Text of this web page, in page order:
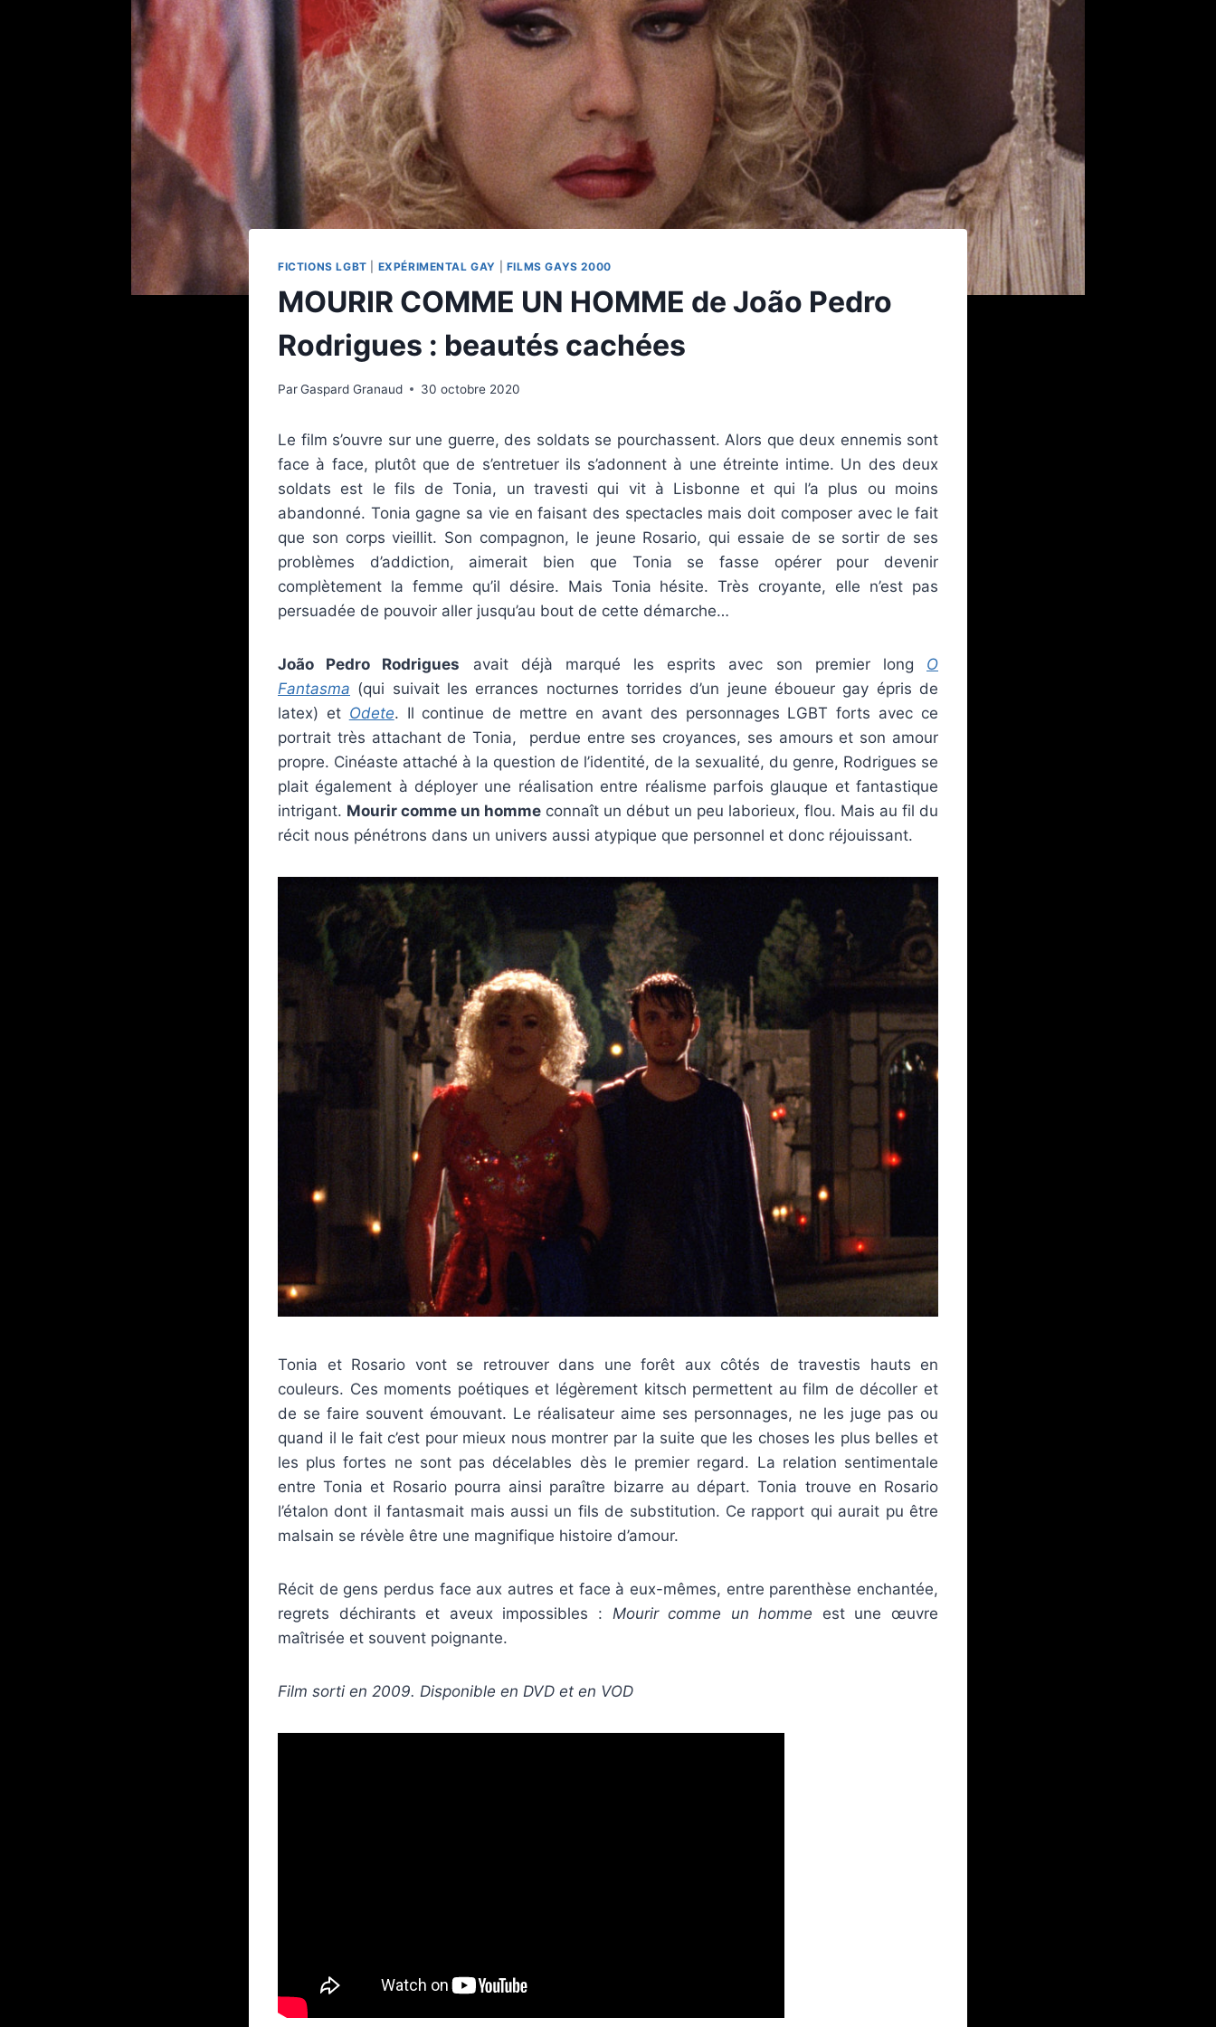
FICTIONS LGBT EXPÉRIMENTAL GAY FILMS GAYS 2000
MOURIR COMME UN HOMME de João Pedro
Rodrigues : beautés cachées
ParGaspard Granaud 30 octobre 2020
Le film s’ouvre sur une guerre, des soldats se pourchassent. Alors que deux ennemis sont
face à face, plutôt que de s’entretuer ils s’adonnent à une étreinte intime. Un des deux
soldats est le fils de Tonia, un travesti qui vit à Lisbonne et qui l’a plus ou moins
abandonné. Tonia gagne sa vie en faisant des spectacles mais doit composer avec le fait
que son corps vieillit. Son compagnon, le jeune Rosario, qui essaie de se sortir de ses
problèmes d’addiction, aimerait bien que Tonia se fasse opérer pour devenir
complètement la femme qu’il désire. Mais Tonia hésite. Très croyante, elle n’est pas
persuadée de pouvoir aller jusqu’au bout de cette démarche…
João Pedro Rodrigues avait déjà marqué les esprits avec son premier long O
Fantasma (qui suivait les errances nocturnes torrides d’un jeune éboueur gay épris de
latex) et Odete. Il continue de mettre en avant des personnages LGBT forts avec ce
portrait très attachant de Tonia, perdue entre ses croyances, ses amours et son amour
propre. Cinéaste attaché à la question de l’identité, de la sexualité, du genre, Rodrigues se
plait également à déployer une réalisation entre réalisme parfois glauque et fantastique
intrigant. Mourir comme un homme connaît un début un peu laborieux, flou. Mais au fil du
récit nous pénétrons dans un univers aussi atypique que personnel et donc réjouissant.
Tonia et Rosario vont se retrouver dans une forêt aux côtés de travestis hauts en
couleurs. Ces moments poétiques et légèrement kitsch permettent au film de décoller et
de se faire souvent émouvant. Le réalisateur aime ses personnages, ne les juge pas ou
quand il le fait c’est pour mieux nous montrer par la suite que les choses les plus belles et
les plus fortes ne sont pas décelables dès le premier regard. La relation sentimentale
entre Tonia et Rosario pourra ainsi paraître bizarre au départ. Tonia trouve en Rosario
l’étalon dont il fantasmait mais aussi un fils de substitution. Ce rapport qui aurait pu être
malsain se révèle être une magnifique histoire d’amour.
Récit de gens perdus face aux autres et face à eux-mêmes, entre parenthèse enchantée,
regrets déchirants et aveux impossibles : Mourir comme un homme est une œuvre
maîtrisée et souvent poignante.
Film sorti en 2009. Disponible en DVD et en VOD